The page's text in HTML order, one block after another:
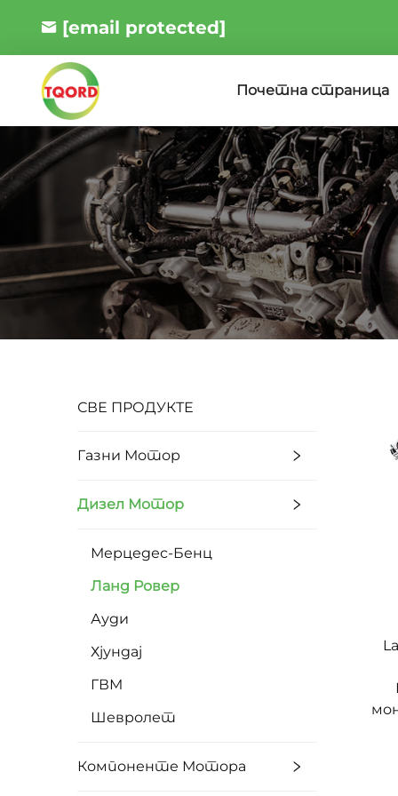
[email protected]
Почетна страница
СВЕ ПРОДУКТЕ
Газни Мотор
Дизел Мотор
Мерцедес-Бенц
Ланд Ровер
Ауди
Хјундај
ГВМ
Шевролет
Компоненте Мотора